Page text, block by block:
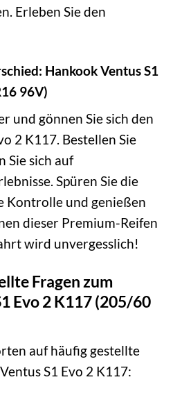
Erleben Sie den
Hankook Ventus S1
96V)
und gönnen Sie sich den
2 K117. Bestellen Sie
Sie sich auf
Spüren Sie die
Kontrolle und genießen
dieser Premium-Reifen
wird unvergesslich!
Fragen zum
Evo 2 K117 (205/60
auf häufig gestellte
S1 Evo 2 K117: